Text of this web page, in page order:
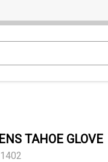
TAHOE GLOVE